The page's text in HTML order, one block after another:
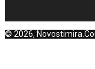
© 2026,